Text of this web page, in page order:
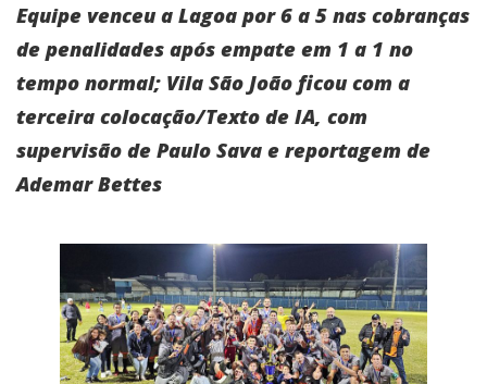
Equipe venceu a Lagoa por 6 a 5 nas cobranças
de penalidades após empate em 1 a 1 no
tempo normal; Vila São João ficou com a
terceira colocação/Texto de IA, com
supervisão de Paulo Sava e reportagem de
Ademar Bettes